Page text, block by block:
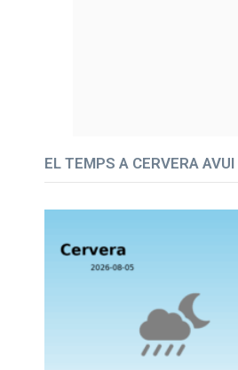
EL TEMPS A CERVERA AVUI